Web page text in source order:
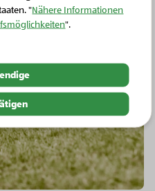
"Nähere Informationen
".